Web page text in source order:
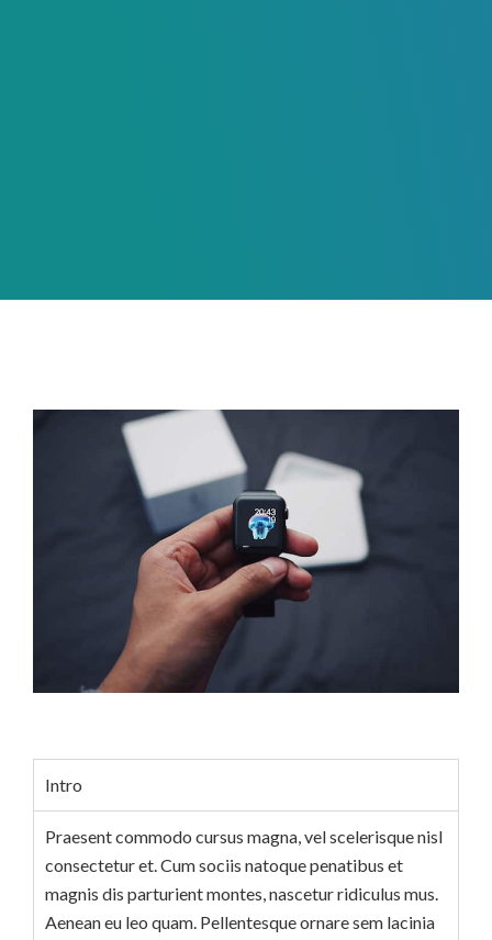
Intro
Praesent commodo cursus magna, vel scelerisque nisl
consectetur et. Cum sociis natoque penatibus et
magnis dis parturient montes, nascetur ridiculus mus.
Aenean eu leo quam. Pellentesque ornare sem lacinia